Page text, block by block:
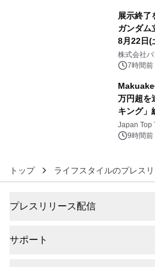
展示終了
ガンダム
8月22日(
像『
株式会社
7時間前
万円超を
キング」
浴シンギ
ズ（XL・
Japan Top
9時間前
トップ ライフスタイルのプレス
プレスリリース配信
サポート